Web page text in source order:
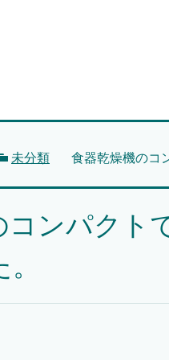
未分類 食器乾燥機のコ
コンパクト